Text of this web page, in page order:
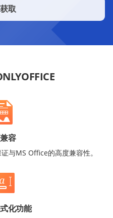
取
容
与MS Office的高度兼容性。
化功能